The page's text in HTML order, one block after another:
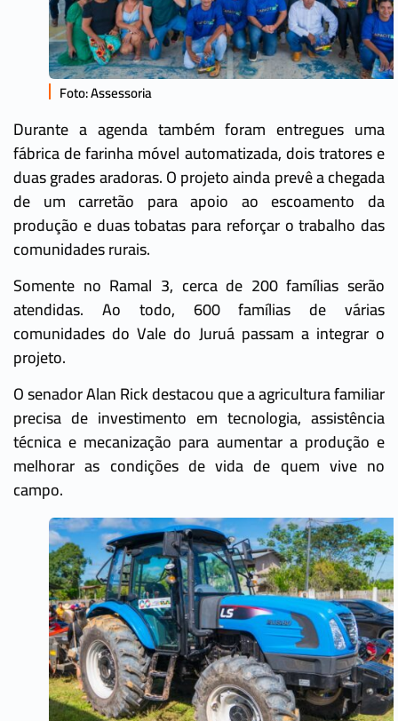
Foto: Assessoria
Durante a agenda também foram entregues uma
fábrica de farinha móvel automatizada, dois tratores e
duas grades aradoras. O projeto ainda prevê a chegada
de um carretão para apoio ao escoamento da
produção e duas tobatas para reforçar o trabalho das
comunidades rurais.
Somente no Ramal 3, cerca de 200 famílias serão
atendidas. Ao todo, 600 famílias de várias
comunidades do Vale do Juruá passam a integrar o
projeto.
O senador Alan Rick destacou que a agricultura familiar
precisa de investimento em tecnologia, assistência
técnica e mecanização para aumentar a produção e
melhorar as condições de vida de quem vive no
campo.